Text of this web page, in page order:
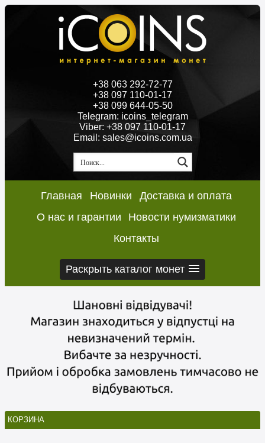
+38 063 292-72-77
+38 097 110-01-17
+38 099 644-05-50
Telegram: icoins_telegram
Viber: +38 097 110-01-17
Email: sales@icoins.com.ua
Главная Новинки
Доставка и оплата
О нас и гарантии
Новости нумизматики
Контакты
Раскрыть каталог монет
КОРЗИНА